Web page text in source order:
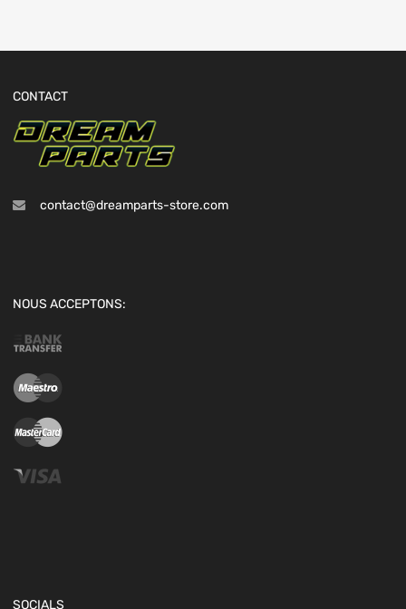
CONTACT
contact@dreamparts-store.com
NOUS ACCEPTONS:
SOCIALS